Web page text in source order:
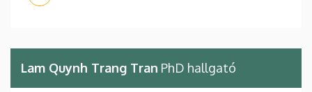
Lam Quynh Trang Tran PhD hallgató